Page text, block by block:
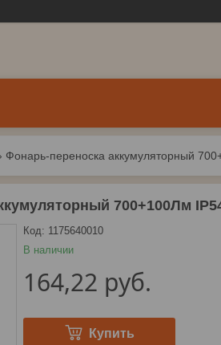
Фонарь-переноска аккумуляторный
700+100Лм
В наличии
Код: 1175640010
164,22 руб.
Купить